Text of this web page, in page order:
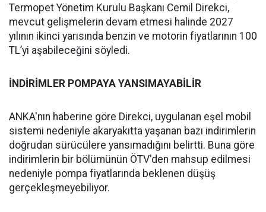
Termopet Yönetim Kurulu Başkanı Cemil Direkci,
mevcut gelişmelerin devam etmesi halinde 2027
yılının ikinci yarısında benzin ve motorin fiyatlarının 100
TL’yi aşabileceğini söyledi.
İNDİRİMLER POMPAYA YANSIMAYABİLİR
ANKA'nın haberine göre Direkci, uygulanan eşel mobil
sistemi nedeniyle akaryakıtta yaşanan bazı indirimlerin
doğrudan sürücülere yansımadığını belirtti. Buna göre
indirimlerin bir bölümünün ÖTV'den mahsup edilmesi
nedeniyle pompa fiyatlarında beklenen düşüş
gerçekleşmeyebiliyor.